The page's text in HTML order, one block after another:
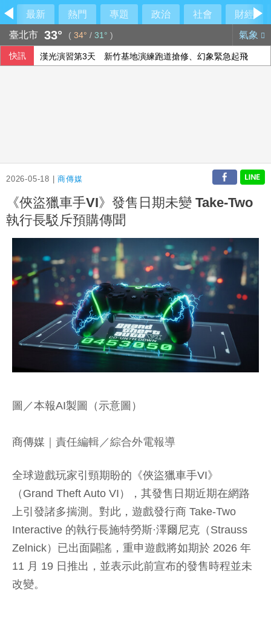
最新 熱門 專題 政治 社會
財經
臺北市 33° ( 34° / 31° ) 氣象
快訊 漢光演習第3天 新竹基地演練跑道搶修、幻象緊急起飛
2026-05-18 |商傳媒
《俠盜獵車手VI》發售日期未變 Take-Two
執行長駁斥預購傳聞
圖／本報AI製圖（示意圖）
商傳媒 ｜責任編輯／綜合外電報導
全球遊戲玩家引頸期盼的《俠盜獵車手VI》
（Grand Theft Auto VI），其發售日期近期在網路
上引發諸多揣測。對此，遊戲發行商 Take-Two
Interactive 的執行長施特勞斯·澤爾尼克（Strauss
Zelnick）已出面闢謠，重申遊戲將如期於 2026 年
11 月 19 日推出，並表示此前宣布的發售時程並未
改變。